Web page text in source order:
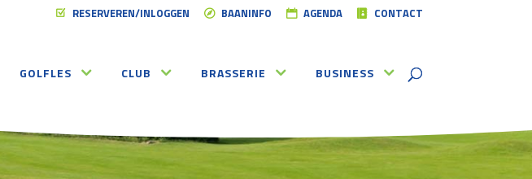
RESERVEREN/INLOGGEN BAANINFO AGENDA CONTACT
GOLFLES CLUB BRASSERIE BUSINESS